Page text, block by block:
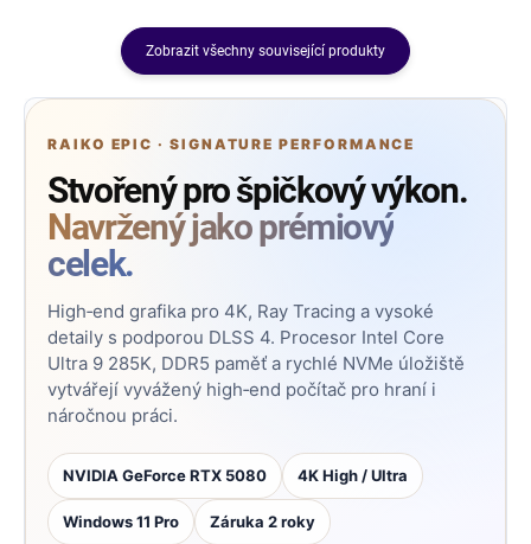
Zobrazit všechny související produkty
RAIKO EPIC · SIGNATURE PERFORMANCE
Stvořený pro špičkový výkon.
Navržený jako prémiový
celek.
High‑end grafika pro 4K, Ray Tracing a vysoké
detaily s podporou DLSS 4. Procesor Intel Core
Ultra 9 285K, DDR5 paměť a rychlé NVMe úložiště
vytvářejí vyvážený high‑end počítač pro hraní i
náročnou práci.
NVIDIA GeForce RTX 5080 4K High / Ultra
Windows 11 Pro Záruka 2 roky